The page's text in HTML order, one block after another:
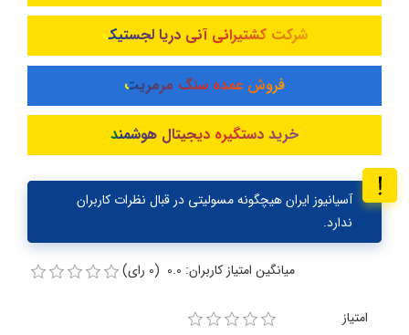
شرکت کشتیرانی آنی دریا لجستیک
فروش عمده سنگ مرمریت
خرید دستگیره دیجیتال هوشمند
آسیانیوز ایران هیچگونه مسولیتی در قبال نظرات کاربران
ندارد.
میانگین امتیاز کاربران: 0.0 (0 رای)
امتیاز